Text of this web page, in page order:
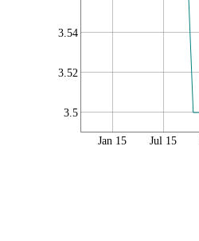
3.5
3.52
3.54
Jan 15 Jul 15